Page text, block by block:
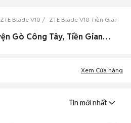
ZTE Blade V10 ZTE Blade V10 Tiền Giang
0 Zte Blade V10 cũ Huyện Gò Công Tây, Tiền Giang đẹp
Xem Cửa hàng
Tin mới nhất